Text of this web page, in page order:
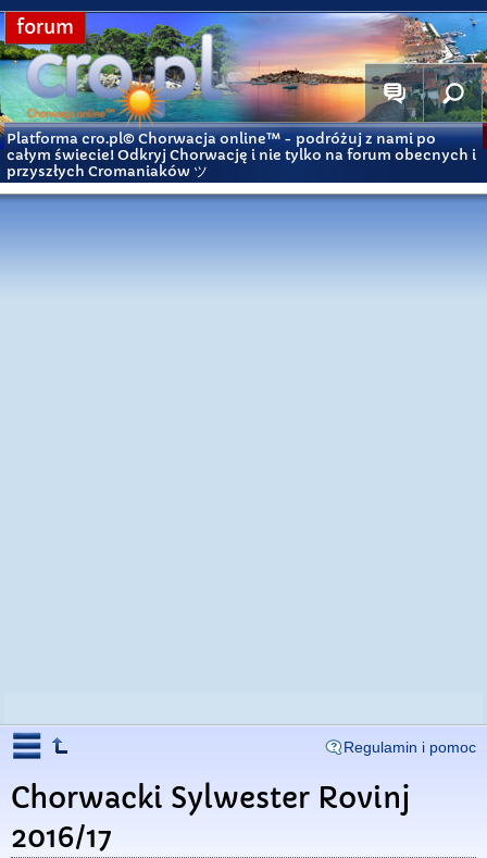
forum
Platforma cro.pl© Chorwacja online™ - podróżuj z nami po
całym świecie! Odkryj Chorwację i nie tylko na forum obecnych i
przyszłych Cromaniaków ツ
Regulamin i pomoc
Chorwacki Sylwester Rovinj
2016/17